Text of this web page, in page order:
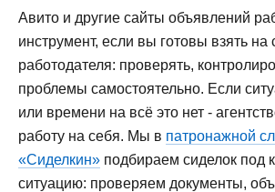
Авито и другие сайты объявлений
инструмент, если вы готовы взять на
работодателя: проверять,
проблемы самостоятельно. Если
или времени на всё это нет -
работу на себя. Мы в патронажной
«Сиделкин» подбираем сиделок под
ситуацию: проверяем документы,